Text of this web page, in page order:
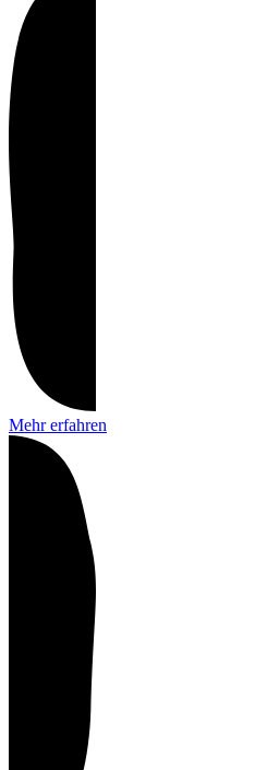
Mehr erfahren